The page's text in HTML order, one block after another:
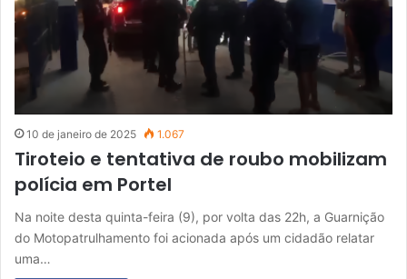
10 de janeiro de 2025 1.067
Tiroteio e tentativa de roubo mobilizam
polícia em Portel
Na noite desta quinta-feira (9), por volta das 22h, a Guarnição
do Motopatrulhamento foi acionada após um cidadão relatar
uma…